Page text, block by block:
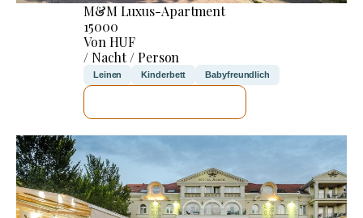
M&M Luxus-Apartment
15000
Von HUF
/ Nacht / Person
Leinen Kinderbett Babyfreundlich